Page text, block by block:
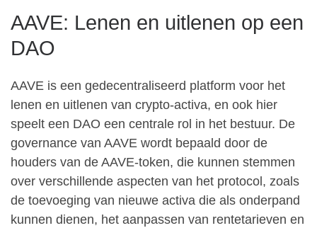
AAVE: Lenen en uitlenen op een
DAO
AAVE is een gedecentraliseerd platform voor het
lenen en uitlenen van crypto-activa, en ook hier
speelt een DAO een centrale rol in het bestuur. De
governance van AAVE wordt bepaald door de
houders van de AAVE-token, die kunnen stemmen
over verschillende aspecten van het protocol, zoals
de toevoeging van nieuwe activa die als onderpand
kunnen dienen, het aanpassen van rentetarieven en